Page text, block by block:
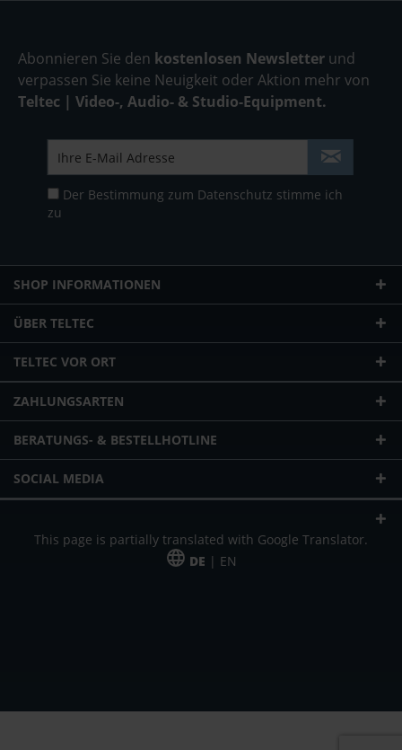
Abonnieren Sie den kostenlosen Newsletter und
verpassen Sie keine Neuigkeit oder Aktion mehr von
Teltec | Video-, Audio- & Studio-Equipment.
Der Bestimmung zum Datenschutz stimme ich
zu
SHOP INFORMATIONEN
ÜBER TELTEC
TELTEC VOR ORT
ZAHLUNGSARTEN
BERATUNGS- & BESTELLHOTLINE
SOCIAL MEDIA
This page is partially translated with Google Translator.
DE | EN